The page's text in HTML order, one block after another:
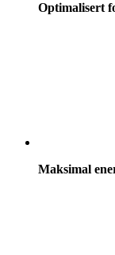
Optimalisert
Maksimal